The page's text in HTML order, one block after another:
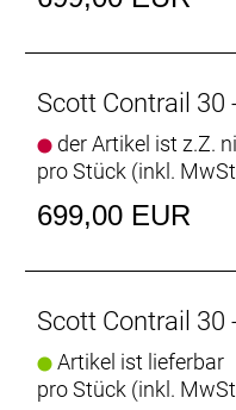
62mm
Vorbau: HL TDS-
Sattel: DDK Saddle
Sattelstütze: HL SP
Pedale: Feimin FP-803
Gewicht: 14,33 kg
Scott Contrail 30
der Artikel ist z.Z.
pro Stück (inkl.
699,00 EUR
Scott Contrail 30
Artikel ist lieferbar
pro Stück (inkl.